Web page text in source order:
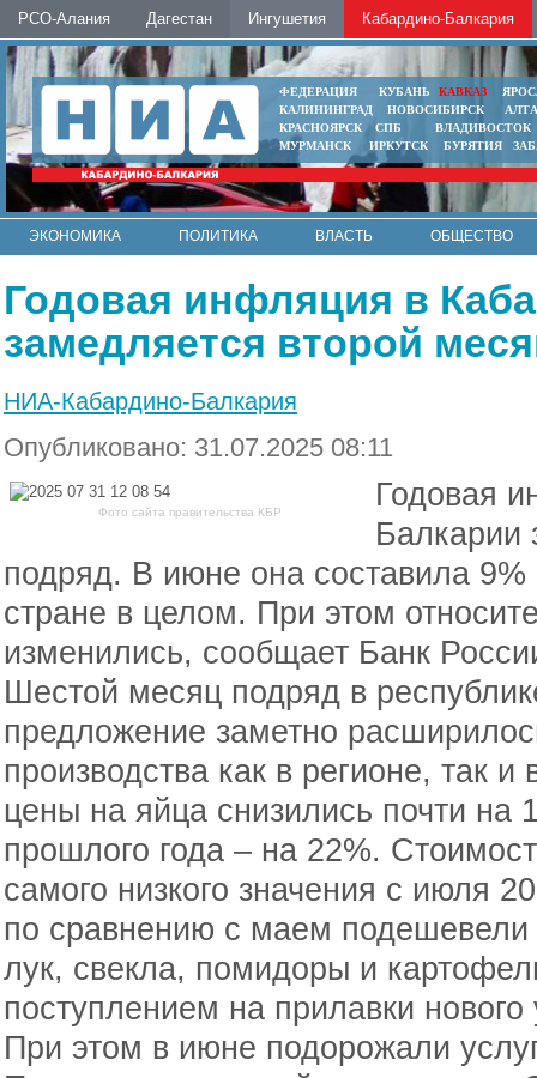
РСО-Алания Дагестан Ингушетия Кабардино-Балкария
ФЕДЕРАЦИЯ КУБАНЬ КАВКАЗ
КАЛИНИНГРАД
НОВОСИБИРСК
КРАСНОЯРСК
СПБ
ВЛАДИВОСТОК
МУРМАНСК
ИРКУТСК БУРЯТИЯ
ЭКОНОМИКА ПОЛИТИКА ВЛАСТЬ
ОБЩЕСТВО
Годовая инфляция в
замедляется второй
НИА-Кабардино-Балкария
Опубликовано: 31.07.2025 08:11
Фото сайта правительства КБР
Годовая
Балкарии
подряд. В июне она составила
стране в целом. При этом
изменились, сообщает Банк
Шестой месяц подряд в
предложение заметно
производства как в регионе, так
цены на яйца снизились почти
прошлого года – на 22%.
самого низкого значения с июля
по сравнению с маем
лук, свекла, помидоры и
поступлением на прилавки
При этом в июне подорожали